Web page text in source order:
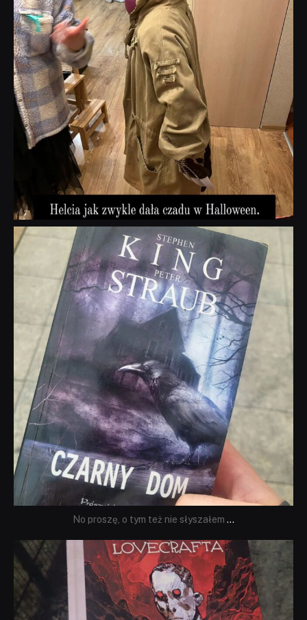
dobryhorror
Wrz 23
No proszę, o tym też nie słyszałem ...
dobryhorror
Wrz 19